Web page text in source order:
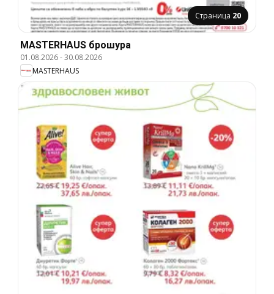
Страница 20
MASTERHAUS брошура
01.08.2026-30.08.2026
MASTERHAUS